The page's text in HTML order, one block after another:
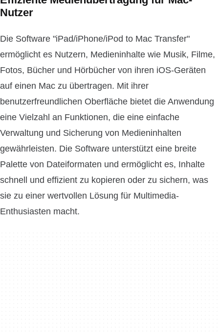
Nutzer
Die Software "iPad/iPhone/iPod to Mac Transfer"
ermöglicht es Nutzern, Medieninhalte wie Musik, Filme,
Fotos, Bücher und Hörbücher von ihren iOS-Geräten
auf einen Mac zu übertragen. Mit ihrer
benutzerfreundlichen Oberfläche bietet die Anwendung
eine Vielzahl an Funktionen, die eine einfache
Verwaltung und Sicherung von Medieninhalten
gewährleisten. Die Software unterstützt eine breite
Palette von Dateiformaten und ermöglicht es, Inhalte
schnell und effizient zu kopieren oder zu sichern, was
sie zu einer wertvollen Lösung für Multimedia-
Enthusiasten macht.